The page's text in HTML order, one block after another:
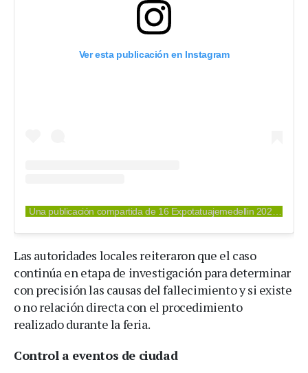
Ver esta publicación en Instagram
Las autoridades locales reiteraron que el caso
continúa en etapa de investigación para determinar
con precisión las causas del fallecimiento y si existe
o no relación directa con el procedimiento
realizado durante la feria.
Control a eventos de ciudad